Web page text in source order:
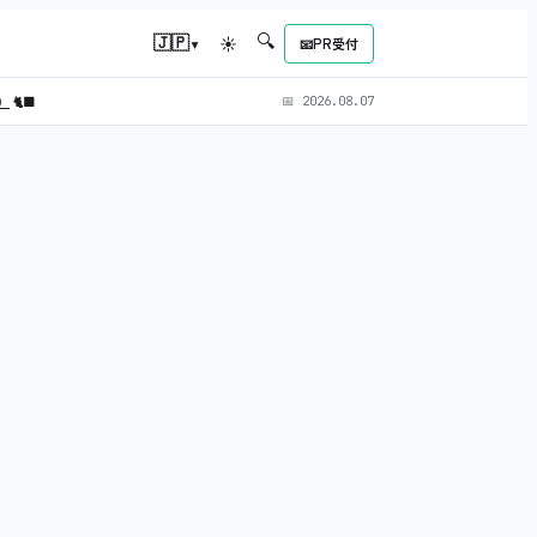
🇯🇵▾ ☀ 🔍 📧PR受付
🐈‍⬛ 📅 2026.08.07